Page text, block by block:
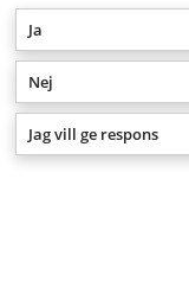
Ja
Nej
Jag vill ge respons